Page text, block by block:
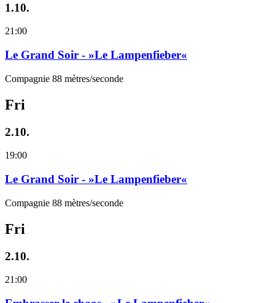
1.10.
21:00
Le Grand Soir - »Le Lampenfieber«
Compagnie 88 mètres/seconde
Fri
2.10.
19:00
Le Grand Soir - »Le Lampenfieber«
Compagnie 88 mètres/seconde
Fri
2.10.
21:00